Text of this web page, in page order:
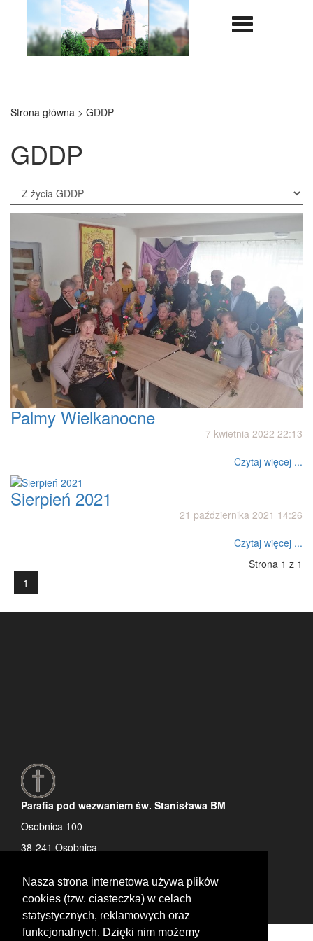
Nasza strona internetowa używa plików
cookies (tzw. ciasteczka) w celach
statystycznych, reklamowych oraz
funkcjonalnych. Dzięki nim możemy
Nawigazja
rozwijana
Strona główna > GDDP
GDDP
Palmy Wielkanocne
7 kwietnia 2022 22:13
Czytaj więcej ...
Sierpień 2021
21 października 2021 14:26
Czytaj więcej ...
Strona 1 z 1
1
Parafia pod wezwaniem św. Stanisława BM
Osobnica 100
38-241 Osobnica